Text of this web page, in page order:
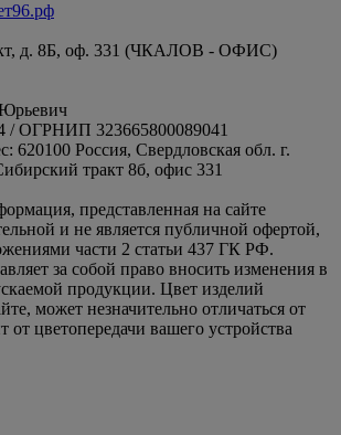
д. 8Б, оф. 331 (ЧКАЛОВ - ОФИС)
/ ОГРНИП 323665800089041
620100 Россия, Свердловская обл. г.
тракт 8б, офис 331
представленная на сайте
и не является публичной офертой,
части 2 статьи 437 ГК РФ.
за собой право вносить изменения в
продукции. Цвет изделий
может незначительно отличаться от
от цветопередачи вашего устройства